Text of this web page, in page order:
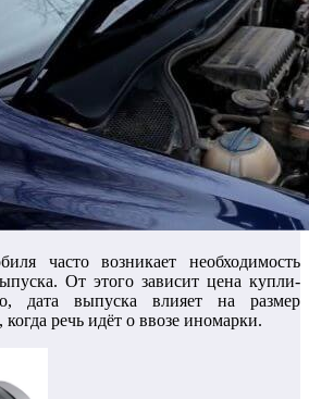
часто возникает необходимость
От этого зависит цена купли-
дата выпуска влияет на размер
речь идёт о ввозе иномарки.